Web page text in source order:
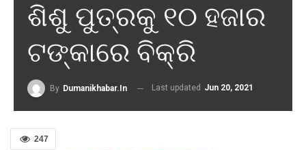
ଶିଶୁ ପୁତ୍ରକୁ ୧୦ ହଜାର
ଟଙ୍କାରେ ବିକ୍ରି
By Dumanikhabar.in Last updated Jun 20, 2021
247